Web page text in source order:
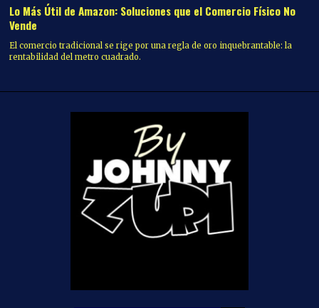
Lo Más Útil de Amazon: Soluciones que el Comercio Físico No
Vende
El comercio tradicional se rige por una regla de oro inquebrantable: la
rentabilidad del metro cuadrado.